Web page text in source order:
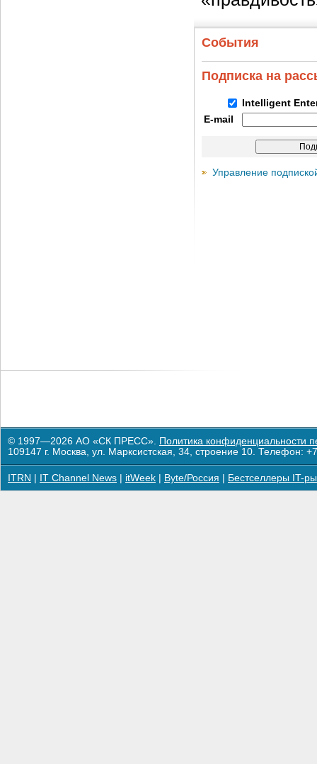
События
Подписка на
Intelligent
E-mail
Управление
© 1997—2026 АО «СК ПРЕСС». Политика конфиденциальности
109147 г. Москва, ул. Марксистская, 34, строение 10. Телефон:
ITRN IT Channel News itWeek Byte/Россия Бестселлеры IT-